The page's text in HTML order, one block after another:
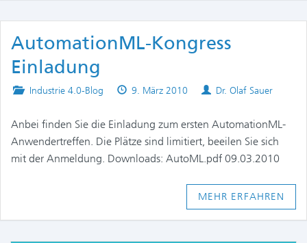
AutomationML-Kongress
Einladung
Posted
Industrie 4.0-Blog
Published
9. März 2010 Authors
Dr. Olaf Sauer
Anbei finden Sie die Einladung zum ersten AutomationML-
Anwendertreffen. Die Plätze sind limitiert, beeilen Sie sich
mit der Anmeldung. Downloads: AutoML.pdf 09.03.2010
MEHR ERFAHREN